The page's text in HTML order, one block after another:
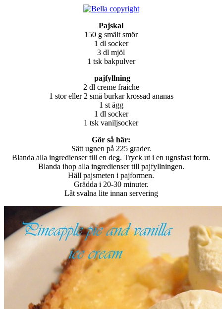
Pajskal
150 g smält smör
1 dl socker
3 dl mjöl
1 tsk bakpulver
pajfyllning
2 dl creme fraiche
1 stor eller 2 små burkar krossad ananas
1 st ägg
1 dl socker
1 tsk vaniljsocker
Gör så här:
Sätt ugnen på 225 grader.
Blanda alla ingredienser till en deg. Tryck ut i en ugnsfast form.
Blanda ihop alla ingredienser till pajfyllningen.
Häll pajsmeten i pajformen.
Grädda i 20-30 minuter.
Låt svalna lite innan servering